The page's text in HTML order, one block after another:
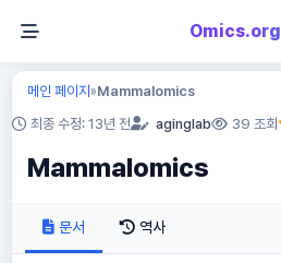
Omics.org
메인 페이지»Mammalomics
최종 수정: 13년 전 aginglab 39 조회
Mammalomics
문서 역사